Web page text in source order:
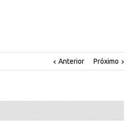
Anterior Próximo